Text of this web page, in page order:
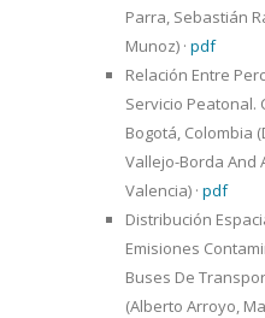
Parra, Sebastián
Munoz) · pdf
Relación Entre
Servicio Peatonal.
Bogotá, Colombia
Vallejo-Borda And
Valencia) · pdf
Distribución
Emisiones
Buses De
(Alberto Arroyo,